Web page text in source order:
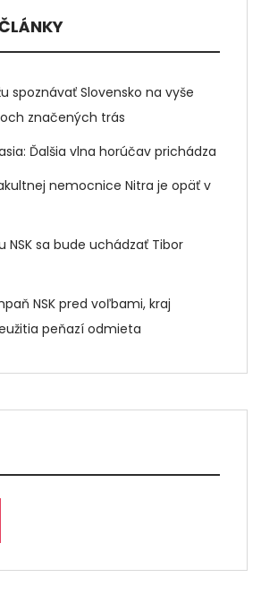
spoznávať Slovensko na vyše
značených trás
Ďalšia vlna horúčav prichádza
nemocnice Nitra je opäť v
NSK sa bude uchádzať Tibor
NSK pred voľbami, kraj
peňazí odmieta